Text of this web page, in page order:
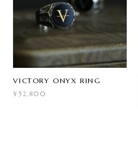
VICTORY ONYX RING
¥52,800